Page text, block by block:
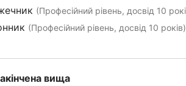
(Професійний рівень, досвід 10
(Професійний рівень, досвід 10 років)
вища